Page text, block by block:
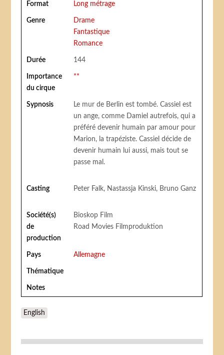
Format Long métrage
Genre
Drame
Fantastique
Romance
Durée 144
Importance
du cirque
**
Sypnosis
Le mur de Berlin est tombé. Cassiel est
un ange, comme Damiel autrefois, qui a
préféré devenir humain par amour pour
Marion, la trapéziste. Cassiel décide de
devenir humain lui aussi, mais tout se
passe mal.
Casting Peter Falk, Nastassja Kinski, Bruno Ganz
Société(s)
de
production
Bioskop Film
Road Movies Filmproduktion
Pays Allemagne
Thématique
Notes
English